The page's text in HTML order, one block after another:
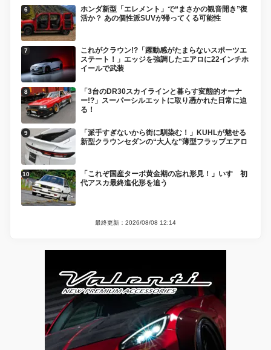
ホンダ新型「エレメント」で“まさかの観音開き”復
活か？ あの個性派SUVが帰ってくる可能性
これがクラウン!?「躍動感がたまらないスポーツエ
ステート！」エッジを強調したエアロに22インチホ
イールで武装
「3台のDR30スカイラインと暮らす変態的オーナ
ー!?」スーパーシルエットに取り憑かれた日常に迫
る！
「派手すぎないから街に馴染む！」KUHLが魅せる
新型クラウンセダンの“大人な”薄型フラップエアロ
「これぞ国産ターボ黄金期の忘れ形見！」いすゞ初
代アスカ最終進化形を追う
最終更新：2026/08/08 12:14